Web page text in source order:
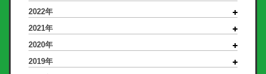
2022年
2021年
2020年
2019年